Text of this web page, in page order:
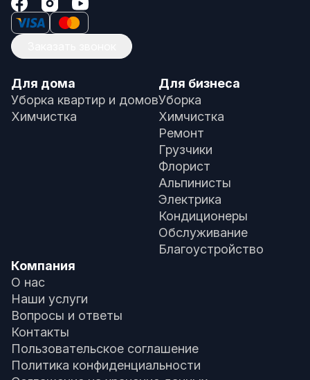
Для дома
Уборка квартир и домов
Химчистка
Для бизнеса
Уборка
Химчистка
Ремонт
Грузчики
Флорист
Альпинисты
Электрика
Кондиционеры
Обслуживание
Благоустройство
Компания
О нас
Наши услуги
Вопросы и ответы
Контакты
Пользовательское соглашение
Политика конфиденциальности